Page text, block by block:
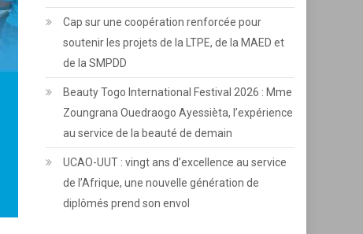
Cap sur une coopération renforcée pour
soutenir les projets de la LTPE, de la MAED et
de la SMPDD
Beauty Togo International Festival 2026 : Mme
Zoungrana Ouedraogo Ayessièta, l’expérience
au service de la beauté de demain
UCAO-UUT : vingt ans d’excellence au service
de l’Afrique, une nouvelle génération de
diplômés prend son envol